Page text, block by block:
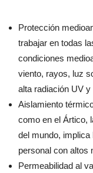
Protección
trabajar en todas
condiciones
viento, rayos, luz
alta radiación UV
Aislamiento
como en el Ártico,
del mundo,
personal con altos
Permeabilidad al